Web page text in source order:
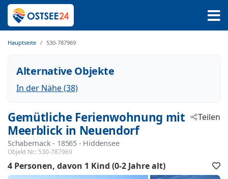
Hauptseite 530-787969
Alternative Objekte
In der Nähe (38)
Gemütliche Ferienwohnung mit
Meerblick in Neuendorf
Schabernack - 18565 - Hiddensee
Objekt Nr.: 530-787969
Teilen
4 Personen davon 1 Kind (0-2 Jahre alt)